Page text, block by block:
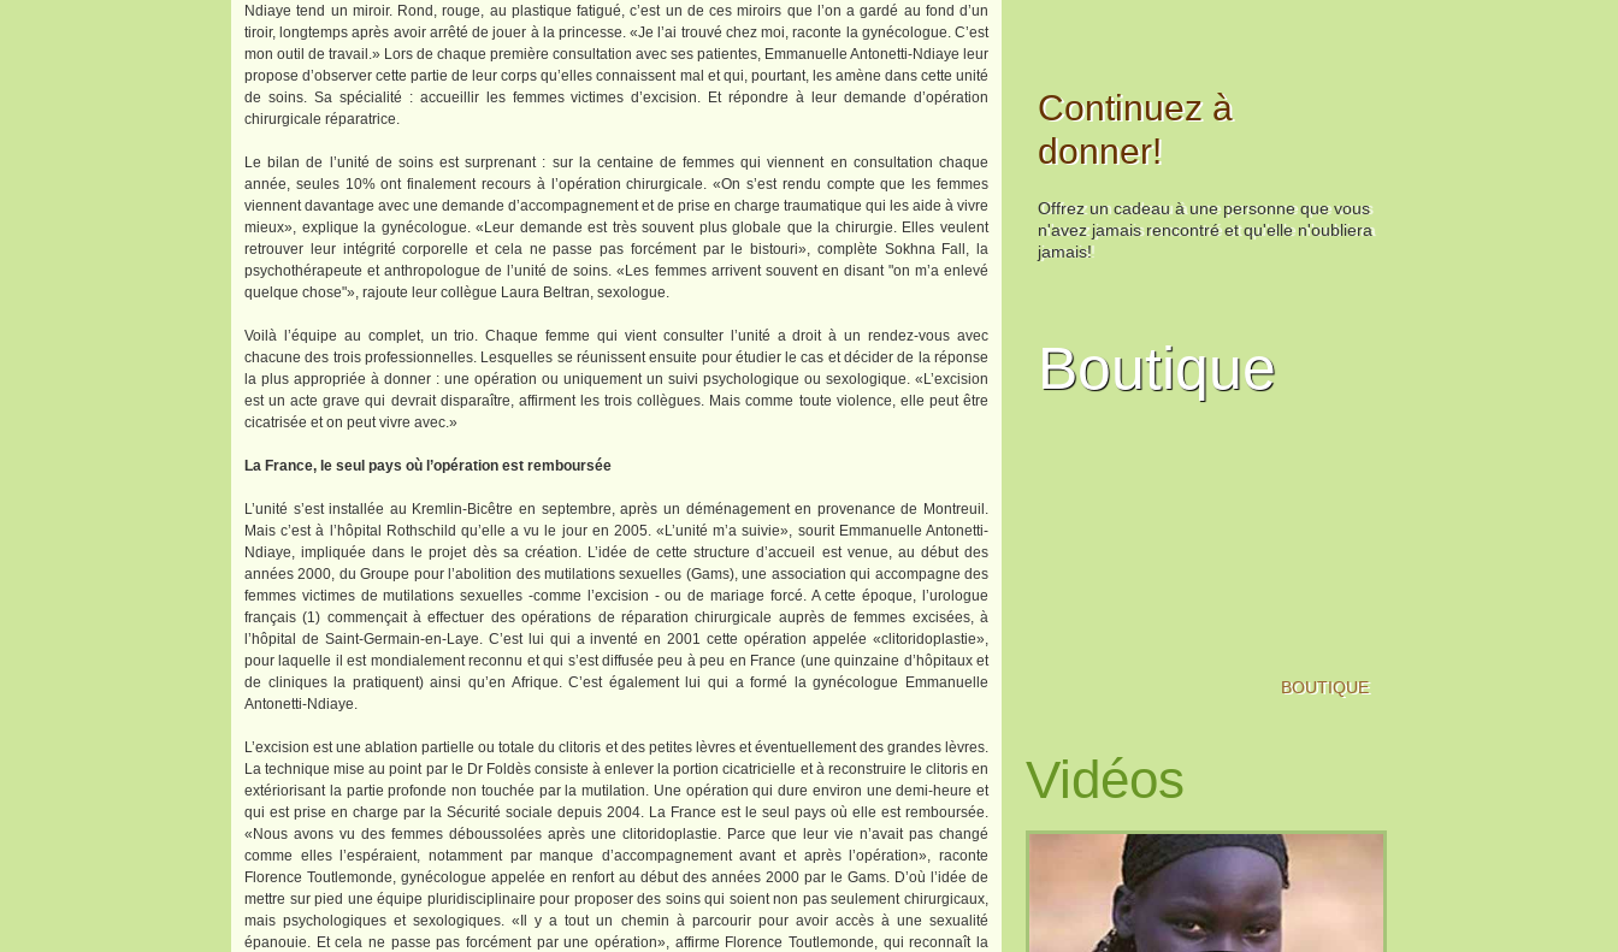
Ndiaye tend un miroir. Rond, rouge, au plastique fatigué, c’est un de ces miroirs que l’on a gardé au fond d’un
tiroir, longtemps après avoir arrêté de jouer à la princesse. «Je l’ai trouvé chez moi, raconte la gynécologue. C’est
mon outil de travail.» Lors de chaque première consultation avec ses patientes, Emmanuelle Antonetti-Ndiaye leur
propose d’observer cette partie de leur corps qu’elles connaissent mal et qui, pourtant, les amène dans cette unité
de soins. Sa spécialité : accueillir les femmes victimes d’excision. Et répondre à leur demande d’opération
chirurgicale réparatrice.
Le bilan de l’unité de soins est surprenant : sur la centaine de femmes qui viennent en consultation chaque
année, seules 10% ont finalement recours à l’opération chirurgicale. «On s’est rendu compte que les femmes
viennent davantage avec une demande d’accompagnement et de prise en charge traumatique qui les aide à vivre
mieux», explique la gynécologue. «Leur demande est très souvent plus globale que la chirurgie. Elles veulent
retrouver leur intégrité corporelle et cela ne passe pas forcément par le bistouri», complète Sokhna Fall, la
psychothérapeute et anthropologue de l’unité de soins. «Les femmes arrivent souvent en disant "on m’a enlevé
quelque chose"», rajoute leur collègue Laura Beltran, sexologue.
Voilà l’équipe au complet, un trio. Chaque femme qui vient consulter l’unité a droit à un rendez-vous avec
chacune des trois professionnelles. Lesquelles se réunissent ensuite pour étudier le cas et décider de la réponse
la plus appropriée à donner : une opération ou uniquement un suivi psychologique ou sexologique. «L’excision
est un acte grave qui devrait disparaître, affirment les trois collègues. Mais comme toute violence, elle peut être
cicatrisée et on peut vivre avec.»
La France, le seul pays où l’opération est remboursée
L’unité s’est installée au Kremlin-Bicêtre en septembre, après un déménagement en provenance de Montreuil.
Mais c’est à l’hôpital Rothschild qu’elle a vu le jour en 2005. «L’unité m’a suivie», sourit Emmanuelle Antonetti-
Ndiaye, impliquée dans le projet dès sa création. L’idée de cette structure d’accueil est venue, au début des
années 2000, du Groupe pour l’abolition des mutilations sexuelles (Gams), une association qui accompagne des
femmes victimes de mutilations sexuelles -comme l’excision - ou de mariage forcé. A cette époque, l’urologue
français (1) commençait à effectuer des opérations de réparation chirurgicale auprès de femmes excisées, à
l’hôpital de Saint-Germain-en-Laye. C’est lui qui a inventé en 2001 cette opération appelée «clitoridoplastie»,
pour laquelle il est mondialement reconnu et qui s’est diffusée peu à peu en France (une quinzaine d’hôpitaux et
de cliniques la pratiquent) ainsi qu’en Afrique. C’est également lui qui a formé la gynécologue Emmanuelle
Antonetti-Ndiaye.
L’excision est une ablation partielle ou totale du clitoris et des petites lèvres et éventuellement des grandes lèvres.
La technique mise au point par le Dr Foldès consiste à enlever la portion cicatricielle et à reconstruire le clitoris en
extériorisant la partie profonde non touchée par la mutilation. Une opération qui dure environ une demi-heure et
qui est prise en charge par la Sécurité sociale depuis 2004. La France est le seul pays où elle est remboursée.
«Nous avons vu des femmes déboussolées après une clitoridoplastie. Parce que leur vie n’avait pas changé
comme elles l’espéraient, notamment par manque d’accompagnement avant et après l’opération», raconte
Florence Toutlemonde, gynécologue appelée en renfort au début des années 2000 par le Gams. D’où l’idée de
mettre sur pied une équipe pluridisciplinaire pour proposer des soins qui soient non pas seulement chirurgicaux,
mais psychologiques et sexologiques. «Il y a tout un chemin à parcourir pour avoir accès à une sexualité
épanouie. Et cela ne passe pas forcément par une opération», affirme Florence Toutlemonde, qui reconnaît la
Continuez à
donner!
Offrez un cadeau à une personne que vous
n'avez jamais rencontré et qu'elle n'oubliera
jamais!
Boutique
BOUTIQUE
Vidéos